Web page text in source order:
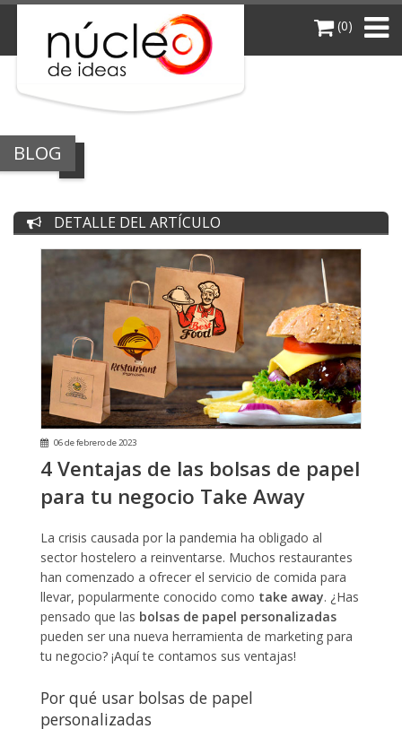
(0)
BLOG
DETALLE DEL ARTÍCULO
06 de febrero de 2023
4 Ventajas de las bolsas de papel
para tu negocio Take Away
La crisis causada por la pandemia ha obligado al
sector hostelero a reinventarse. Muchos restaurantes
han comenzado a ofrecer el servicio de comida para
llevar, popularmente conocido como take away. ¿Has
pensado que las bolsas de papel personalizadas
pueden ser una nueva herramienta de marketing para
tu negocio? ¡Aquí te contamos sus ventajas!
Por qué usar bolsas de papel
personalizadas